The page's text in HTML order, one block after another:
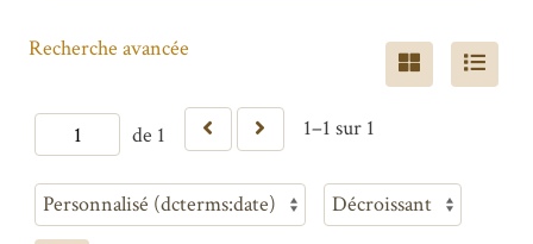
de 1 1–1 sur 1
Recherche avancée